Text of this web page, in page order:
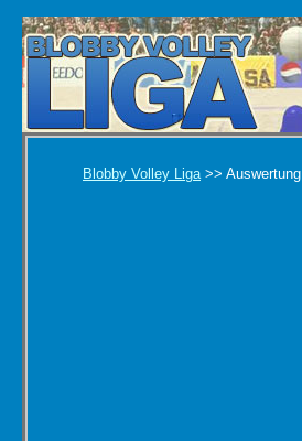
Blobby Volley Liga>> Auswertung